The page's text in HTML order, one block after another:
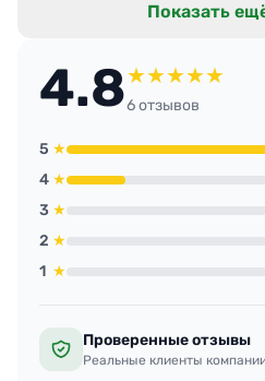
линолеуме исчезли.
доплат за сложные участки.
Показать
4.8★★★★★
6 отзывов
5 ★
4 ★
3 ★
2 ★
1 ★
Проверенные отзывы
Реальные клиенты